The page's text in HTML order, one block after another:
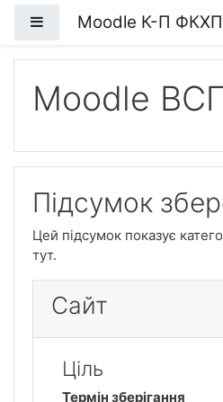
Бокова панель
Moodle К-П
Moodle
Підсумок
Цей підсумок показує
тут.
Сайт
Ціль
Термін зберігання